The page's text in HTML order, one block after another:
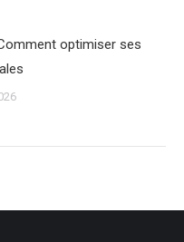
optimiser ses